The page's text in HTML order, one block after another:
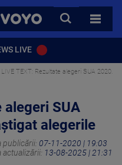
VOYO
CAUTA
TOATE
LIVE
LIVE TEXT: Rezultate alegeri SUA 2020.
alegeri SUA
alegerile
publicării: 07-11-2020 | 19:03
actualizării: 13-08-2025 | 21:31